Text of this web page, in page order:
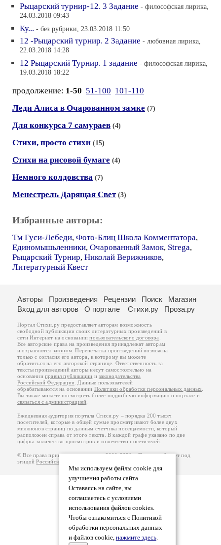
Рыцарский турнир-12. 3 Задание - философская лирика,
24.03.2018 09:43
Ку... - без рубрики, 23.03.2018 11:50
12 -Рыцарский турнир. 2 Задание - любовная лирика,
22.03.2018 14:28
12 Рыцарский Турнир. 1 задание - философская лирика,
19.03.2018 18:22
продолжение: 1-50 51-100 101-110
Леди Алиса в Очарованном замке (7)
Для конкурса 7 самураев (4)
Стихи, просто стихи (15)
Стихи на рисовой бумаге (4)
Немного колдовства (7)
Менестрель Дарящая Свет (3)
Избранные авторы:
Тм Гуси-Лебеди, Фото-Блиц Школа Комментатора,
Единомышьленники, Очарованный Замок, Strega,
Рыцарский Турнир, Николай Верижников,
Литературный Квест
Мы используем файлы cookie для
улучшения работы сайта.
Оставаясь на сайте, вы
соглашаетесь с условиями
использования файлов cookies.
Чтобы ознакомиться с Политикой
обработки персональных данных
и файлов cookie, нажмите здесь.
Авторы Произведения Рецензии Поиск
Магазин
Вход для авторов
О портале Стихи.ру Проза.ру
Портал Стихи.ру предоставляет авторам возможность
свободной публикации своих литературных произведений в
сети Интернет на основаниипользовательского договора
Все авторские права на произведения принадлежат авторам
и охраняются законом . Перепечатка произведений возможна
только с согласия его автора, к которому вы можете
обратиться на его авторской странице. Ответственность за
тексты произведений авторы несут самостоятельно на
основанииправил публикации изаконодательства
Российской Федерации . Данные пользователей
обрабатываются на основании Политики обработки персональных данных
Вы также можете посмотреть более подробную информацию о портале и
связаться с администрацией
Ежедневная аудитория портала Стихи.ру – порядка 200 тысяч
посетителей, которые в общей сумме просматривают более двух
миллионов страниц по данным счетчика посещаемости, который
расположен справа от этого текста. В каждой графе указано по две
цифры: количество просмотров и количество посетителей.
© Все права принадлежат авторам, 2000-2026. Портал работает под
эгидойРоссийского союза писателей